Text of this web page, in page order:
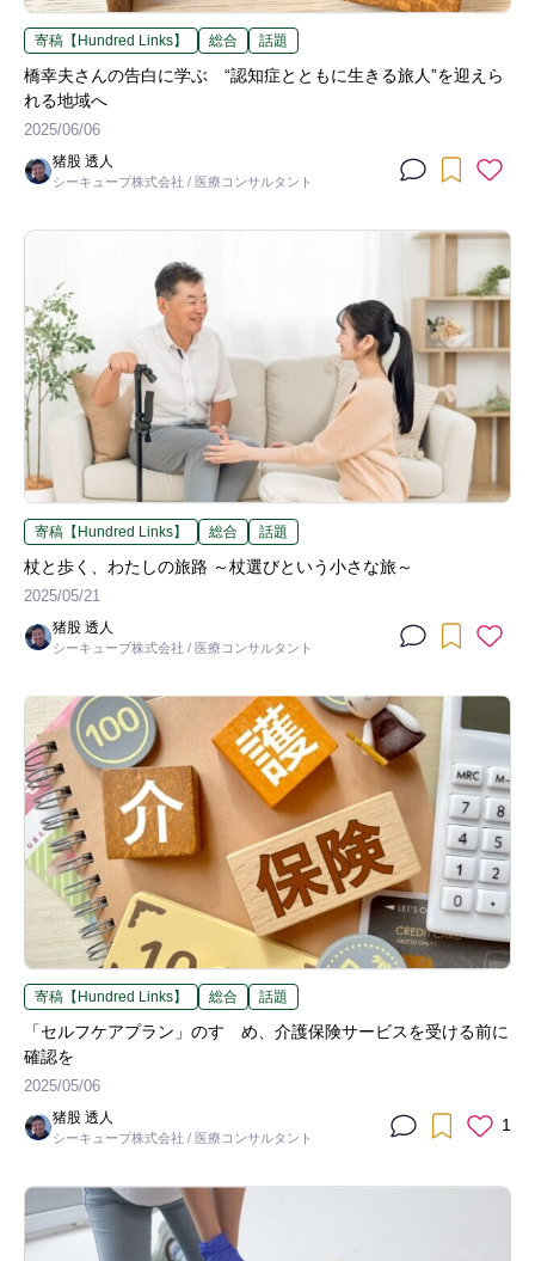
寄稿【Hundred Links】 総合 話題
橋幸夫さんの告白に学ぶ “認知症とともに生きる旅人”を迎えら
れる地域へ
2025/06/06
猪股 透人
シーキューブ株式会社 / 医療コンサルタント
寄稿【Hundred Links】 総合 話題
杖と歩く、わたしの旅路 ～杖選びという小さな旅～
2025/05/21
猪股 透人
シーキューブ株式会社 / 医療コンサルタント
寄稿【Hundred Links】 総合 話題
「セルフケアプラン」のすゝめ、介護保険サービスを受ける前に
確認を
2025/05/06
猪股 透人
シーキューブ株式会社 / 医療コンサルタント
1